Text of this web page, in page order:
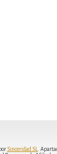
Sinceridad SL
.